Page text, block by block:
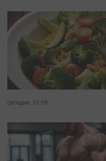
сегодня, 21:09